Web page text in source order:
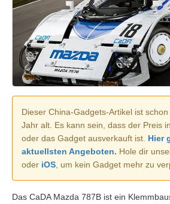
Dieser China-Gadgets-Artikel ist
Jahr alt. Es kann sein, dass der Preis
oder das Gadget ausverkauft ist. Hier
aktuellsten Angeboten. Hole dir
oder iOS , um kein Gadget mehr zu
Das CaDA Mazda 787B ist ein